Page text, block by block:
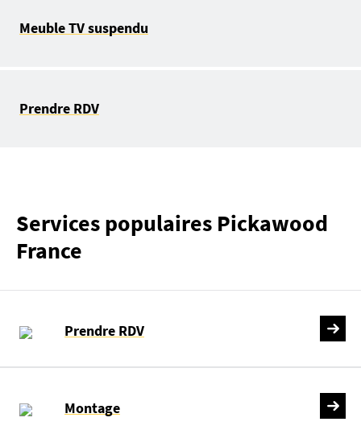
Meuble TV suspendu
Prendre RDV
Services populaires Pickawood
France
Prendre RDV
Montage